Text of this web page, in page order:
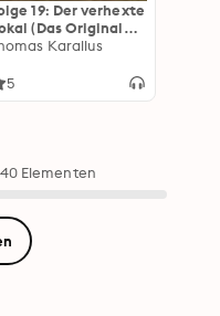
19: Der verhexte
(Das Original
zur TV- Serie)
Karallus
5
Elementen